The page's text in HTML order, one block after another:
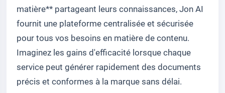
matière** partageant leurs connaissances, Jon AI
fournit une plateforme centralisée et sécurisée
pour tous vos besoins en matière de contenu.
Imaginez les gains d'efficacité lorsque chaque
service peut générer rapidement des documents
précis et conformes à la marque sans délai.